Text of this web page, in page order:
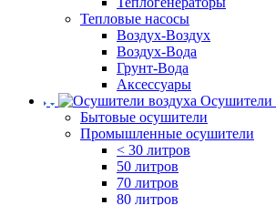
Тепловые насосы
Воздух-Воздух
Воздух-Вода
Грунт-Вода
Аксессуары
Осушители
Бытовые осушители
Промышленные осушители
< 30 литров
50 литров
70 литров
80 литров